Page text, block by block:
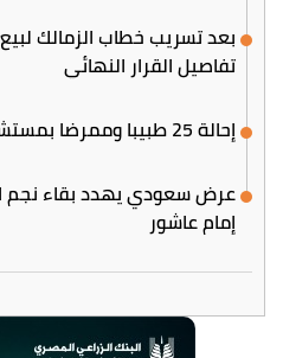
بعد تسريب خطاب الزمالك
تفاصيل القرار النهائي
إحالة 25 طبيبا وممرضا بمستشفى السادات إلى التحقيق
عرض سعودي يهدد بقاء نجم
إمام عاشور